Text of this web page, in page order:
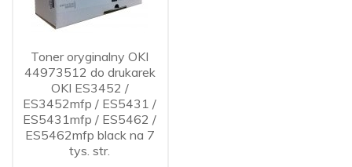
Toner oryginalny OKI
44973512 do drukarek
OKI ES3452 /
ES3452mfp / ES5431 /
ES5431mfp / ES5462 /
ES5462mfp black na 7
tys. str.